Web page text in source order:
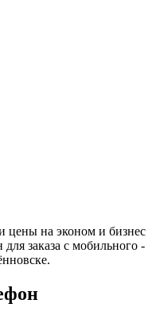
цены на эконом и бизнес
заказа с мобильного -